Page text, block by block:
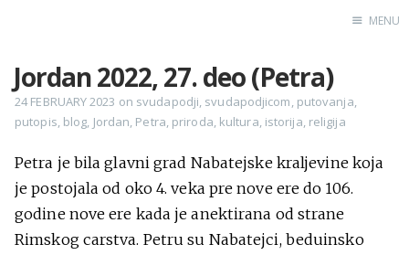
X
MENU
Jordan 2022, 27. deo (Petra)
24 FEBRUARY 2023 on svudapodji, svudapodjicom, putovanja,
putopis, blog, Jordan, Petra, priroda, kultura, istorija, religija
Petra je bila glavni grad Nabatejske kraljevine koja
je postojala od oko 4. veka pre nove ere do 106.
godine nove ere kada je anektirana od strane
Rimskog carstva. Petru su Nabatejci, beduinsko